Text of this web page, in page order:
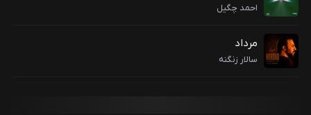
احمد چگیل
مرداد
سالار زنگنه